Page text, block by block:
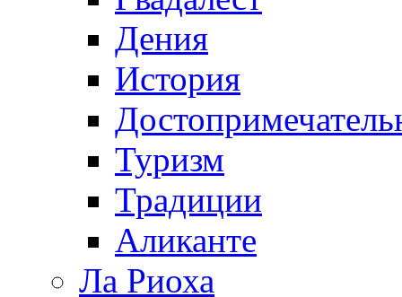
Дения
История
Туризм
Традиции
Аликанте
Ла Риоха